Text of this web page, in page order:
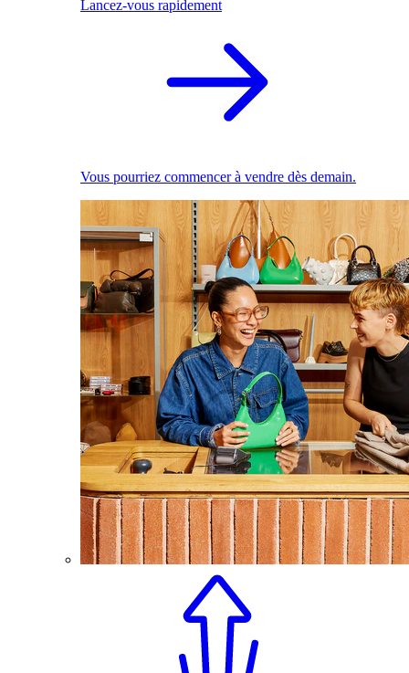
Lancez-vous rapidement
Vous pourriez commencer à vendre dès demain.